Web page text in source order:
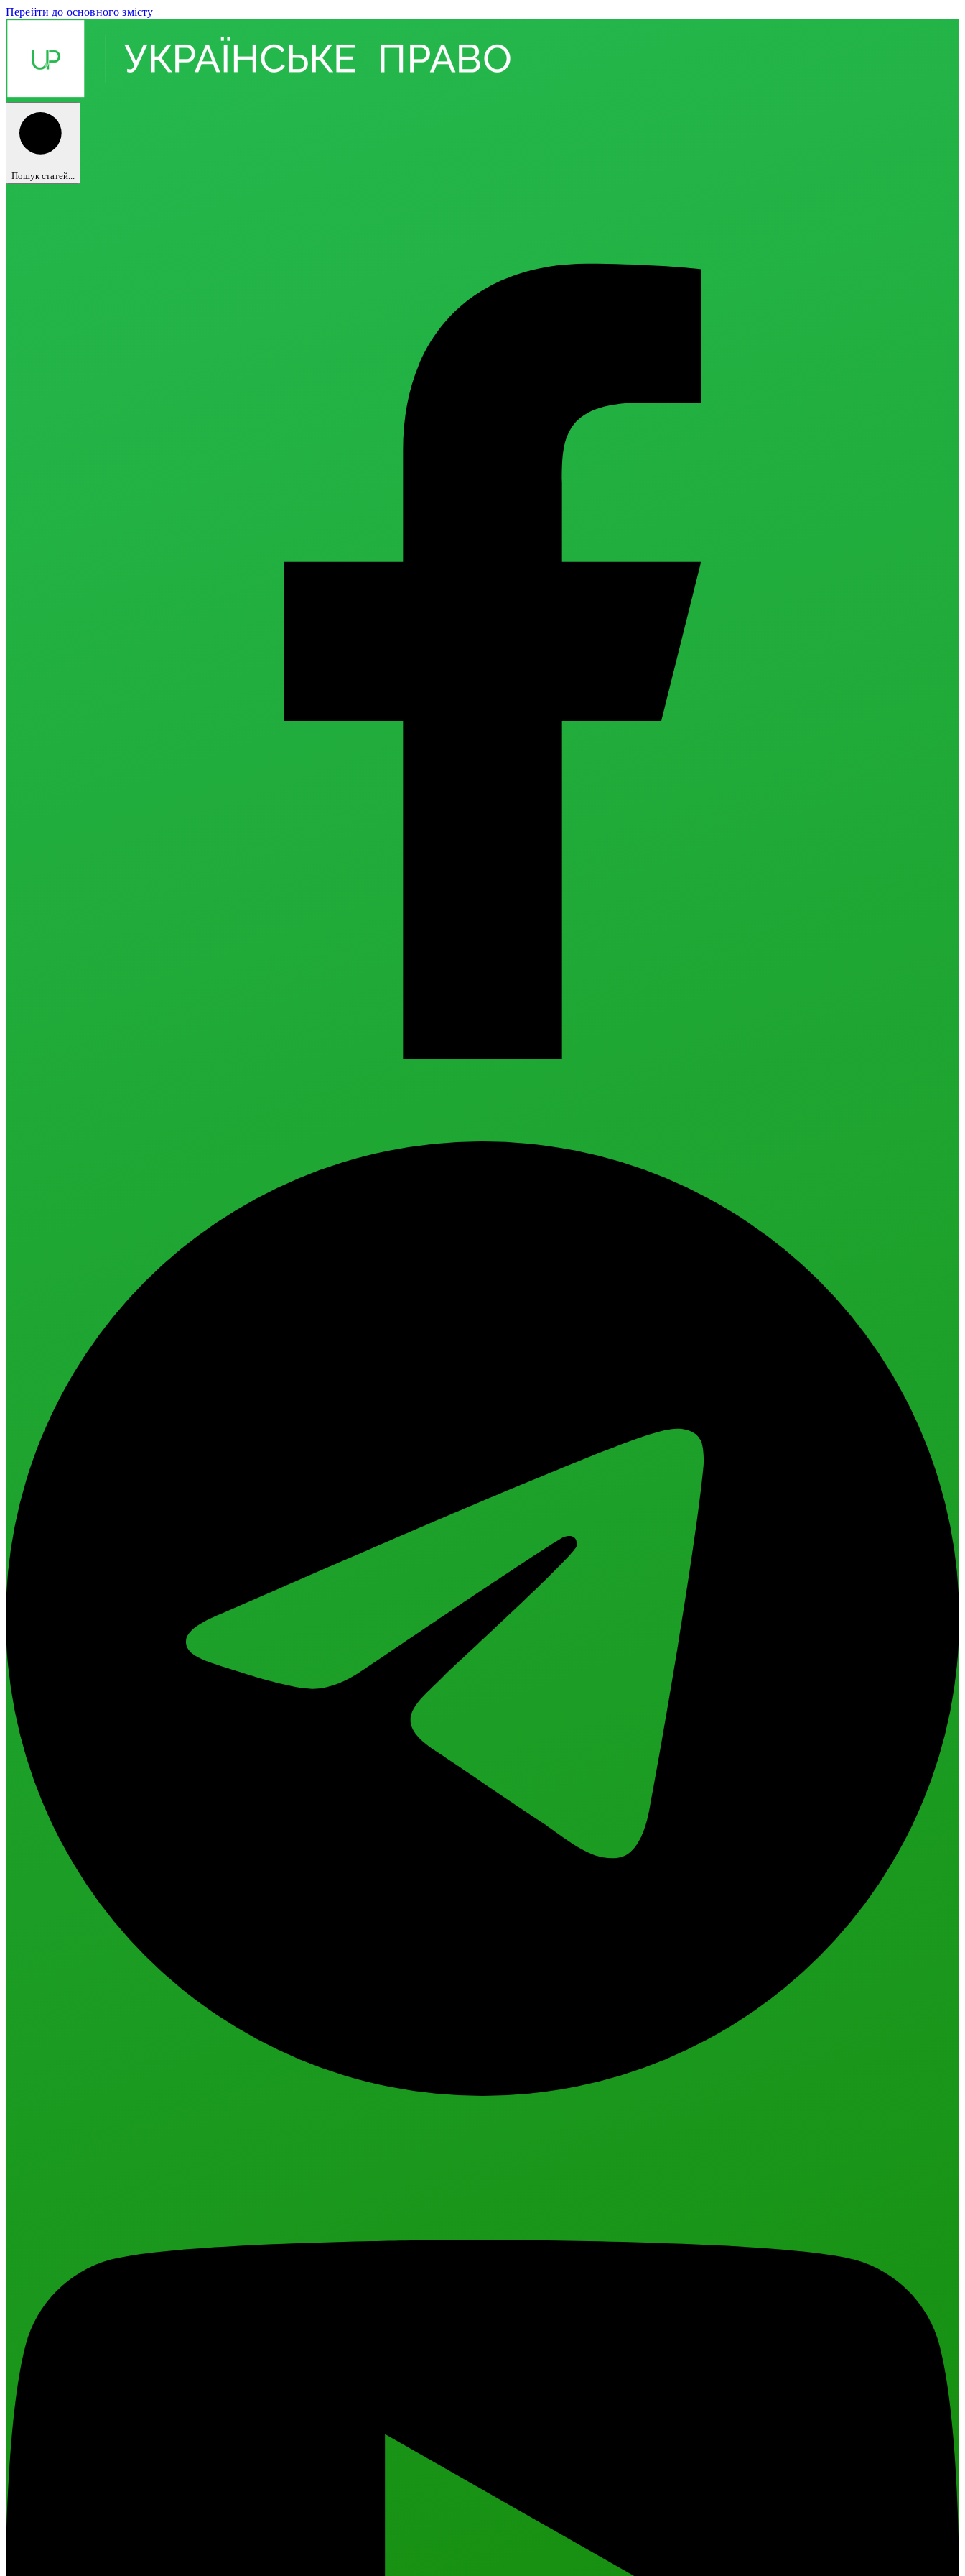
Перейти до основного змісту
Пошук статей...